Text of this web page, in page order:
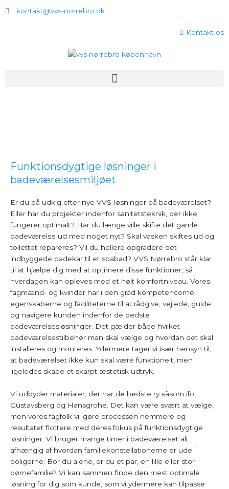
kontakt@vvs-norrebro.dk
Kontakt os
Menu
Funktionsdygtige løsninger i
badeværelsesmiljøet
Er du på udkig efter nye VVS-løsninger på badeværelset?
Eller har du projekter indenfor sanitetsteknik, der ikke
fungerer optimalt? Har du længe ville skifte det gamle
badeværelse ud med noget nyt? Skal vasken skiftes ud og
toilettet repareres? Vil du hellere opgradere det
indbyggede badekar til et spabad? VVS Nørrebro står klar
til at hjælpe dig med at optimere disse funktioner, så
hverdagen kan opleves med et højt komfortniveau. Vores
fagmænd- og kvinder har i den grad kompetencerne,
egenskaberne og faciliteterne til at rådgive, vejlede, guide
og navigere kunden indenfor de bedste
badeværelsesløsninger. Det gælder både hvilket
badeværelsestilbehør man skal vælge og hvordan det skal
installeres og monteres. Ydermere tager vi især hensyn til,
at badeværelset ikke kun skal være funktionelt, men
ligeledes skabe et skarpt æstetisk udtryk.
Vi udbyder materialer, der har de bedste ry såsom ifö,
Gustavsberg og Hansgrohe. Det kan være svært at vælge,
men vores fagfolk vil gøre processen nemmere og
resultatet flottere med deres fokus på funktionsdygtige
løsninger. Vi bruger mange timer i badeværelset alt
afhængig af hvordan familiekonstellationerne er ude i
boligerne. Bor du alene, er du et par, en lille eller stor
børnefamilie? Vi kan sammen finde den mest optimale
løsning for dig som kunde, som vi ydermere kan tilpasse